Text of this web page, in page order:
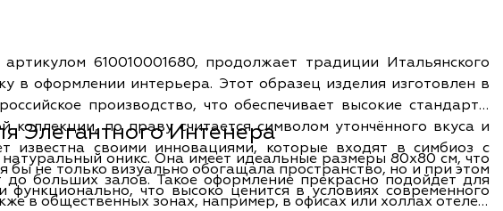
610010001680, продолжает традиции Итальянского
в оформлении интерьера. Этот образец изделия изготовлен в
производство, что обеспечивает высокие стандарты
своими инновациями, которые входят в симбиоз с
не только визуально обогащала пространство, но и при этом
что высоко ценится в условиях современного
Элегантного Интенера
оникс. Она имеет идеальные размеры 80x80 см, что
больших залов. Такое оформление прекрасно подойдет для
в общественных зонах, например, в офисах или холлах отелей.